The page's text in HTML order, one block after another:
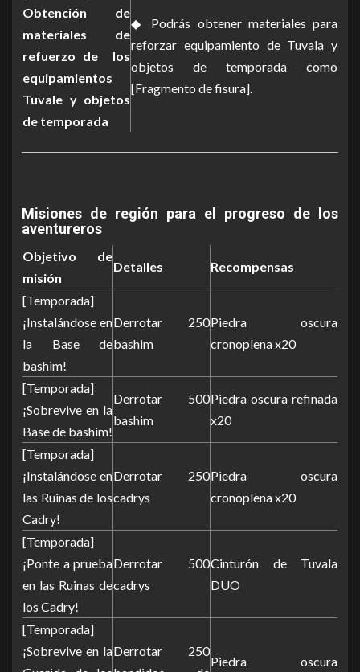
Obtención de
materiales de
refuerzo de los
equipamientos
Tuvale y objetos
de temporada
◆ Podrás obtener materiales para
reforzar equipamiento de Tuvala y
objetos de temporada como
[Fragmento de fisura].
Misiones de región para el progreso de los
aventureros
Objetivo de
misión
Detalles Recompensas
[Temporada]
¡Instalándose en
la Base de
bashim!
Derrotar 250
bashim
Piedra oscura
cronoplena x20
[Temporada]
¡Sobrevive en la
Base de bashim!
Derrotar 500
bashim
Piedra oscura refinada
x20
[Temporada]
¡Instalándose en
las Ruinas de los
Cadry!
Derrotar 250
cadrys
Piedra oscura
cronoplena x20
[Temporada]
¡Ponte a prueba
en las Ruinas de
los Cadry!
Derrotar 500
cadrys
Cinturón de Tuvala
DUO
[Temporada]
¡Sobrevive en laDerrotar 250
Piedra oscura